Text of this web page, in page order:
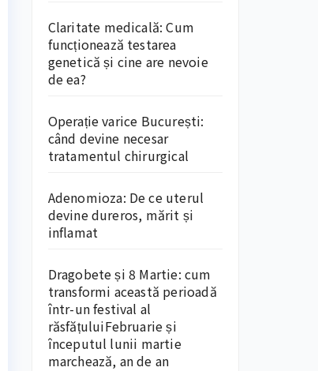
Claritate medicală: Cum
funcționează testarea
genetică și cine are nevoie
de ea?
Operație varice București:
când devine necesar
tratamentul chirurgical
Adenomioza: De ce uterul
devine dureros, mărit și
inflamat
Dragobete și 8 Martie: cum
transformi această perioadă
într-un festival al
răsfățuluiFebruarie și
începutul lunii martie
marchează, an de an